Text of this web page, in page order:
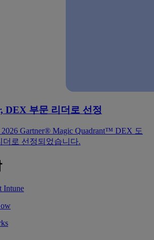
DEX 부문 리더로 선정
2026 Gartner® Magic Quadrant™ DEX 도
더로 선정되었습니다.
Intune